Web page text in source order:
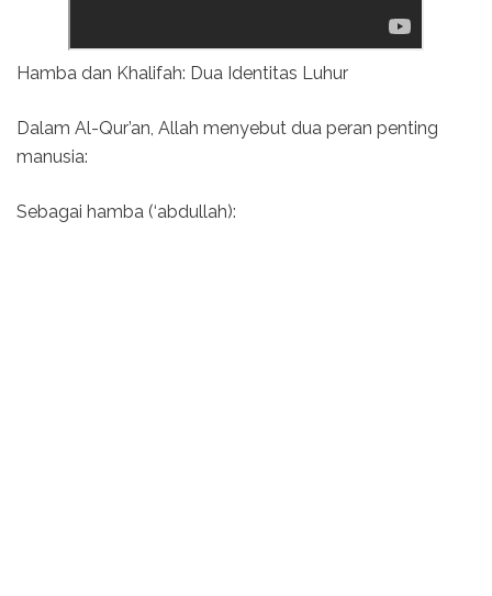
Hamba dan Khalifah: Dua Identitas Luhur
Dalam Al-Qur’an, Allah menyebut dua peran penting
manusia:
Sebagai hamba (‘abdullah):